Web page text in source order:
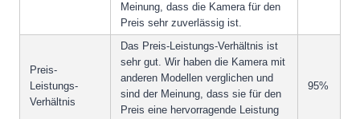
Meinung, dass die Kamera für den
Preis sehr zuverlässig ist.
Preis-
Leistungs-
Verhältnis
Das Preis-Leistungs-Verhältnis ist
sehr gut. Wir haben die Kamera mit
anderen Modellen verglichen und
sind der Meinung, dass sie für den
Preis eine hervorragende Leistung
95%